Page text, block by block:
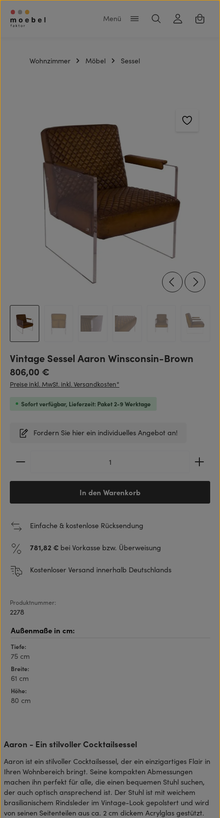
Zum Hauptinhalt springen
Wohnzimmer Möbel Sessel
Vintage Sessel Aaron Winsconsin-Brown
Regulärer Preis:
806,00 €
Preise inkl. MwSt. inkl. Versandkosten*
Sofort verfügbar, Lieferzeit: Paket 2-9 Werktage
Fordern Sie hier ein individuelles Angebot an!
Produkt Anzahl: Gib den gewünschten Wert ein
In den Warenkorb
Einfache & kostenlose Rücksendung
781,82 € bei Vorkasse bzw. Überweisung
Kostenloser Versand innerhalb Deutschlands
Produktnummer:
2278
Tiefe:
75 cm
Breite:
61 cm
Höhe:
80 cm
Aaron - Ein stilvoller Cocktailsessel
Aaron ist ein stilvoller Cocktailsessel, der ein einzigartiges Flair in
Ihren Wohnbereich bringt. Seine kompakten Abmessungen
machen ihn perfekt für alle, die einen bequemen Stuhl suchen,
der auch optisch ansprechend ist. Der Stuhl ist mit weichem
brasilianischem Rindsleder im Vintage-Look gepolstert und wird
von seinen Seitenteilen aus ca. 2 cm dickem Acrylglas gestützt.